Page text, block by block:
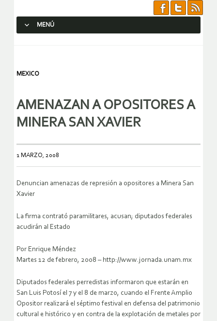
MENÚ
MEXICO
AMENAZAN A OPOSITORES A
MINERA SAN XAVIER
1 MARZO, 2008
Denuncian amenazas de represión a opositores a Minera San
Xavier
La firma contrató paramilitares, acusan; diputados federales
acudirán al Estado
Por Enrique Méndez
Martes 12 de febrero, 2008 – http://www.jornada.unam.mx
Diputados federales perredistas informaron que estarán en
San Luis Potosí el 7 y el 8 de marzo, cuando el Frente Amplio
Opositor realizará el séptimo festival en defensa del patrimonio
cultural e histórico y en contra de la explotación de metales por